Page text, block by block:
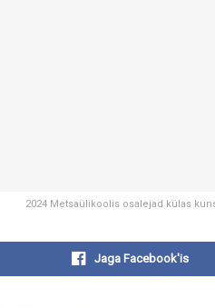
2024 Metsaülikoolis osalejad külas
Jaga Facebook'is